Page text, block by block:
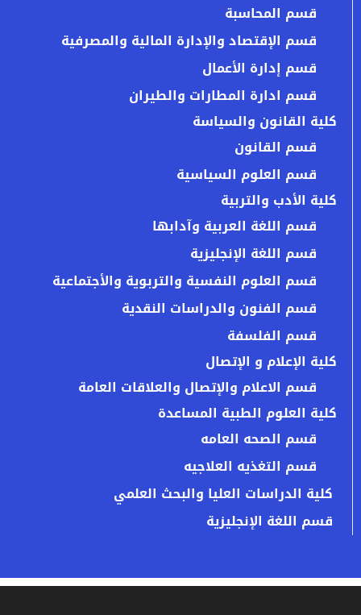
قسم المحاسبة
قسم الإقتصاد والإدارة المالية والمصرفية
قسم إدارة الأعمال
قسم ادارة المطارات والطيران
كلية القانون والسياسة
قسم القانون
قسم العلوم السياسية
كلية الأدب والتربية
قسم اللغة العربية وآدابها
قسم اللغة الإنجليزية
قسم العلوم النفسية والتربوية والأجتماعية
قسم الفنون والدراسات النقدية
قسم الفلسفة
كلية الإعلام و الإتصال
قسم الاعلام والإتصال والعلاقات العامة
كلية العلوم الطبية المساعدة
قسم الصحه العامه
قسم التغذيه العلاجيه
كلية الدراسات العليا والبحث العلمي
قسم اللغة الإنجليزية